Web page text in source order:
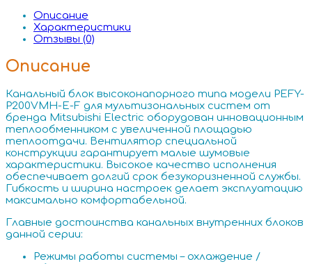
Описание
Характеристики
Отзывы (0)
Описание
Канальный блок высоконапорного типа модели PEFY-
P200VMH-E-F для мультизональных систем от
бренда Mitsubishi Electric оборудован инновационным
теплообменником с увеличенной площадью
теплоотдачи. Вентилятор специальной
конструкции гарантирует малые шумовые
характеристики. Высокое качество исполнения
обеспечивает долгий срок безукоризненной службы.
Гибкость и ширина настроек делает эксплуатацию
максимально комфортабельной.
Главные достоинства канальных внутренних блоков
данной серии:
Режимы работы системы – охлаждение /